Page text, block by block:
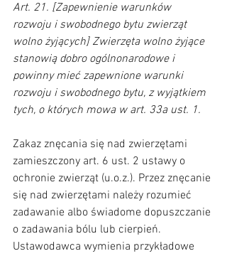
Art. 21. [Zapewnienie warunków
rozwoju i swobodnego bytu zwierząt
wolno żyjących] Zwierzęta wolno żyjące
stanowią dobro ogólnonarodowe i
powinny mieć zapewnione warunki
rozwoju i swobodnego bytu, z wyjątkiem
tych, o których mowa w art. 33a ust. 1.
Zakaz znęcania się nad zwierzętami
zamieszczony art. 6 ust. 2 ustawy o
ochronie zwierząt (u.o.z.). Przez znęcanie
się nad zwierzętami należy rozumieć
zadawanie albo świadome dopuszczanie
o zadawania bólu lub cierpień.
Ustawodawca wymienia przykładowe